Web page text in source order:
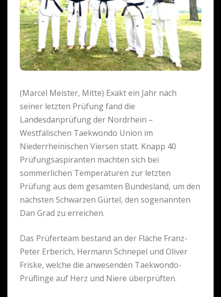
(Marcel Meister, Mitte) Exakt ein Jahr nach
seiner letzten Prüfung fand die
Landesdanprüfung der Nordrhein –
Westfälischen Taekwondo Union im
Niederrheinischen Viersen statt. Knapp 40
Prüfungsaspiranten machten sich bei
sommerlichen Temperaturen zur letzten
Prüfung aus dem gesamten Bundesland, um den
nächsten Schwarzen Gürtel, den sogenannten
Dan Grad zu erreichen.
Das Prüferteam bestand an der Fläche Franz-
Peter Erberich, Hermann Schnepel und Oliver
Friske, welche die anwesenden Taekwondo-
Prüflinge auf Herz und Niere überprüften.